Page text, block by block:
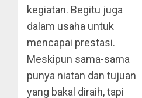
kegiatan. Begitu juga
dalam usaha untuk
mencapai prestasi.
Meskipun sama-sama
punya niatan dan tujuan
yang bakal diraih, tapi